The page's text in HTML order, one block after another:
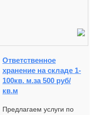
Ответственное
хранение на складе 1-
100кв. м.за 500 руб/
кв.м
Предлагаем услуги по